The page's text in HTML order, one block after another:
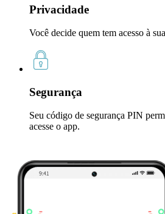
Privacidade
Você decide quem tem acesso à
Segurança
Seu código de segurança PIN
acesse o app.